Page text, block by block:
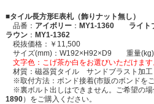
■タイル長方形E表札（飾りナット無し）
品番： アイボリー： MY1-1360 ライト
ラウン： MY1-1362
税抜価格：￥11,500
サイズ(mm)：W192×H92×D9 重量(kg)
文字色：こげ茶か白をお選びいただけます
材質：磁器質タイル サンドブラスト加工
※取付方法：ボンド接着(市販のボンドをご
※裏ボルト出しはできません。ご希望の場
1890）をご購入ください。